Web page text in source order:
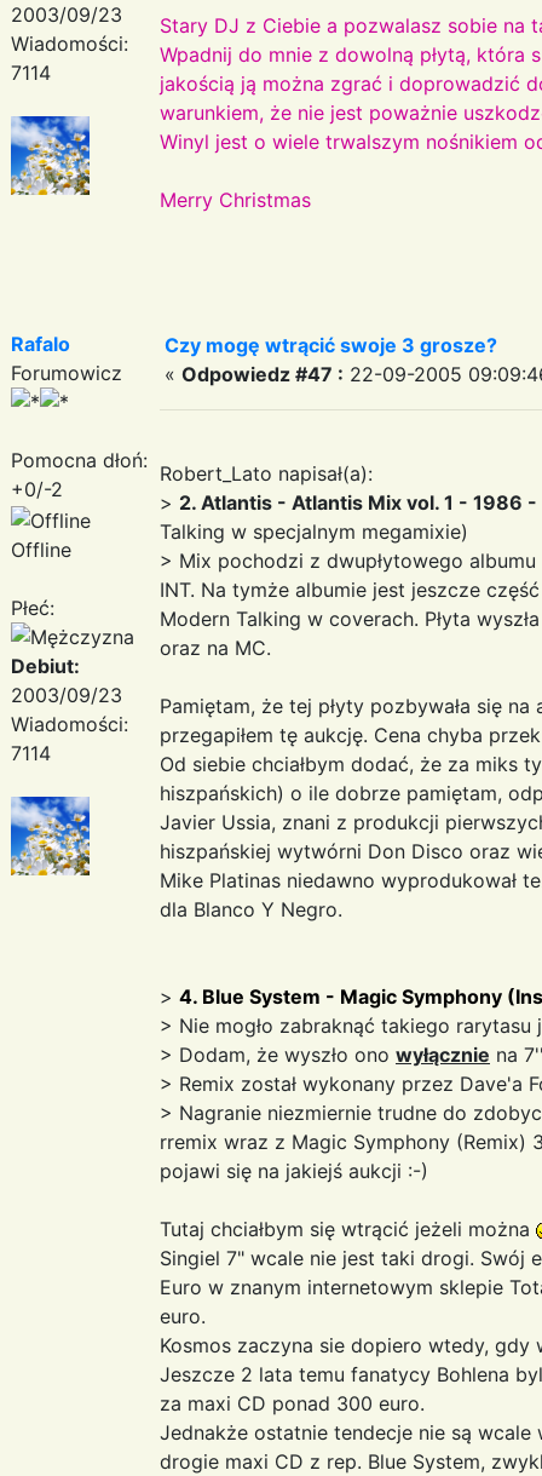
2003/09/23
Wiadomości:
7114
Stary DJ z Ciebie a pozwalasz sobie na
Wpadnij do mnie z dowolną płytą, która
jakością ją można zgrać i doprowadzić
warunkiem, że nie jest poważnie
Winyl jest o wiele trwalszym nośnikiem
Merry Christmas
Rafalo
Forumowicz
Pomocna dłoń:
+0/-2
Offline
Płeć:
Debiut:
2003/09/23
Wiadomości:
7114
Czy mogę wtrącić swoje 3 grosze?
« Odpowiedz #47 : 22-09-2005
Robert_Lato napisał(a):
> 2. Atlantis - Atlantis Mix vol. 1 - 1986
Talking w specjalnym megamixie)
> Mix pochodzi z dwupłytowego
INT. Na tymże albumie jest jeszcze
Modern Talking w coverach. Płyta
oraz na MC.
Pamiętam, że tej płyty pozbywała się na
przegapiłem tę aukcję. Cena chyba
Od siebie chciałbym dodać, że za miks
hiszpańskich) o ile dobrze pamiętam,
Javier Ussia, znani z produkcji
hiszpańskiej wytwórni Don Disco oraz
Mike Platinas niedawno wyprodukował
dla Blanco Y Negro.
> 4. Blue System - Magic Symphony
> Nie mogło zabraknąć takiego rarytasu
> Dodam, że wyszło ono wyłącznie na
> Remix został wykonany przez Dave'a
> Nagranie niezmiernie trudne do
rremix wraz z Magic Symphony (Remix)
pojawi się na jakiejś aukcji :-)
Tutaj chciałbym się wtrącić jeżeli można
Singiel 7" wcale nie jest taki drogi. Swój
Euro w znanym internetowym sklepie
euro.
Kosmos zaczyna sie dopiero wtedy,
Jeszcze 2 lata temu fanatycy Bohlena
za maxi CD ponad 300 euro.
Jednakże ostatnie tendecje nie są
drogie maxi CD z rep. Blue System,